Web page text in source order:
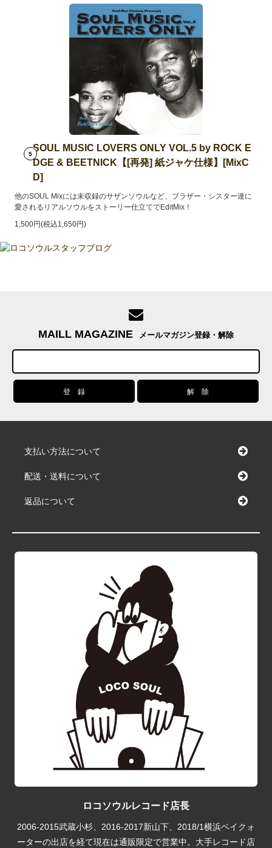
5
SOUL MUSIC LOVERS ONLY VOL.5 by ROCK E
DGE & BEETNICK【[再発] 紙ジャケ仕様】[MixC
D]
他のSOUL Mixには未収録のサザンソウルなど、ブラザー・シスター達に
愛されるリアルソウルをストーリー仕立てでEditMix！
1,500円(税込1,650円)
MAILL MAGAZINE メールマガジン登録・解除
支払い方法について
配送・送料について
返品について
ロコソウルレコード店長
2006-2015武蔵小杉、2016-2017新山下、2018/1横浜ベイクォ
ーターの出店を経て現在は通販限定で営業中。大手レコード店